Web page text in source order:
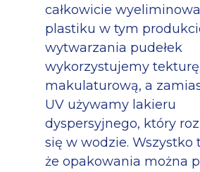
całkowicie
plastiku w tym
wytwarzania pudełek
wykorzystujemy tekturę
makulaturową, a
UV używamy lakieru
dyspersyjnego, który
się w wodzie. Wszystko
że opakowania można